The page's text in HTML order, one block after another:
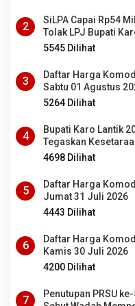
2
SiLPA Capai Rp54
Tolak LPJ Bupati
5545 Dilihat
3
Daftar Harga
Sabtu 01 Agustus
5264 Dilihat
4
Bupati Karo Lantik
Tegaskan
PPPK
4698 Dilihat
5
Daftar Harga
Jumat 31 Juli 2026
4443 Dilihat
6
Daftar Harga
Kamis 30 Juli 2026
4200 Dilihat
7
Penutupan PRSU